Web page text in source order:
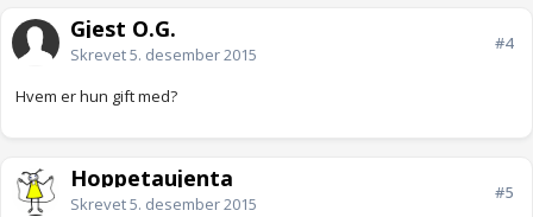
Gjest O.G.
Skrevet5. desember 2015
#4
Hvem er hun gift med?
Hoppetaujenta
Skrevet5. desember 2015
#5